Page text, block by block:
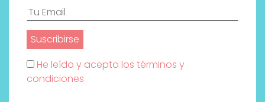
He leído y acepto los términos y
condiciones